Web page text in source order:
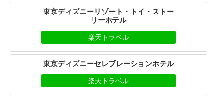
東京ディズニーリゾート・トイ・ストー
リーホテル
楽天トラベル
東京ディズニーセレブレーションホテル
楽天トラベル